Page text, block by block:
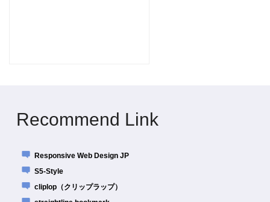
Recommend Link
Responsive Web Design JP
S5-Style
cliplop（クリップラップ）